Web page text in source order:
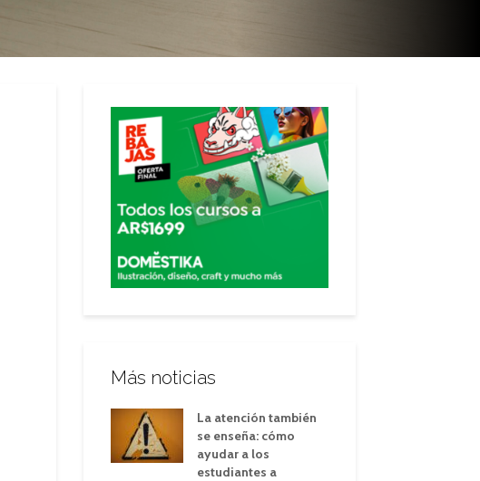
Más noticias
La atención también
se enseña: cómo
ayudar a los
estudiantes a